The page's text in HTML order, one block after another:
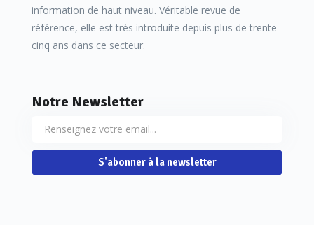
information de haut niveau. Véritable revue de
référence, elle est très introduite depuis plus de trente
cinq ans dans ce secteur.
Notre Newsletter
S'abonner à la newsletter